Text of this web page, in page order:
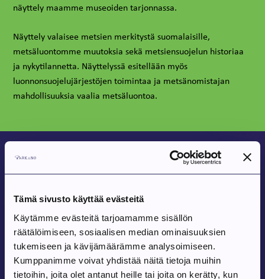
Tämä sivusto käyttää evästeitä
Käytämme evästeitä tarjoamamme sisällön
räätälöimiseen, sosiaalisen median ominaisuuksien
tukemiseen ja kävijämäärämme analysoimiseen.
Kumppanimme voivat yhdistää näitä tietoja muihin
tietoihin, joita olet antanut heille tai joita on kerätty, kun
näyttely maamme museoiden tarjonnassa.
Näyttely valaisee metsien merkitystä suomalaisille,
metsäluontomme muutoksia sekä metsiensuojelun historiaa
ja nykytilannetta. Näyttelyssä esitellään myös
luonnonsuojelujärjestöjen toimintaa ja metsänomistajan
mahdollisuuksia vaalia metsäluontoa.
Luontopolut
Kustaa-Hirven luontopolku
Metsämuseon alueella on kahden kilometrin mittainen
Kustaa-hirven luontopolku, joka lähtee metsämuseon